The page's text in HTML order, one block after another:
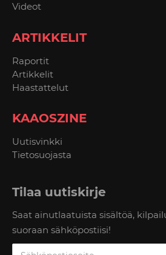
Videot
ARTIKKELIT
Raportit
Artikkelit
Haastattelut
KAAOSZINE
Uutisvinkki
Tietosuojasta
Tilaa uutiskirje
Saat ainutlaatuista sisältöä,
suoraan sähköpostiisi!